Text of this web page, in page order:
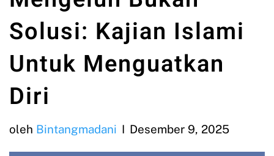
Solusi: Kajian Islami
Untuk Menguatkan
Diri
oleh Bintangmadani Desember 9, 2025